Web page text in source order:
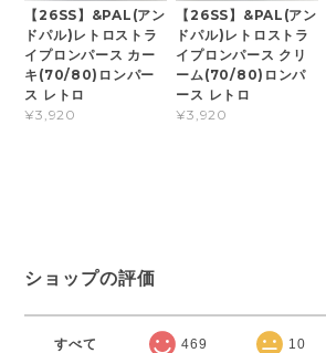
【26SS】&PAL(アン
ドパル)レトロストラ
イプロンパース カー
キ(70/80)ロンパー
ス レトロ
¥3,920
【26SS】&PAL(アン
ドパル)レトロストラ
イプロンパース クリ
ーム(70/80)ロンパ
ース レトロ
¥3,920
ショップの評価
すべて 469 10